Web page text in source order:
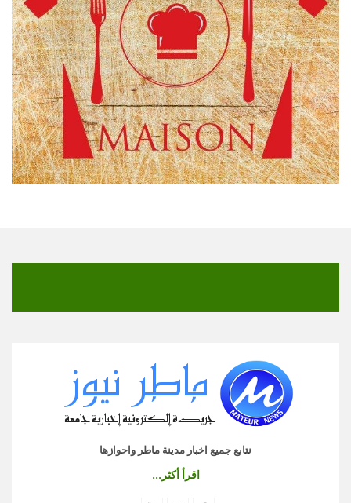
نتابع جميع اخبار مدينة ماطر واحوازها
اقرأ أكثر...